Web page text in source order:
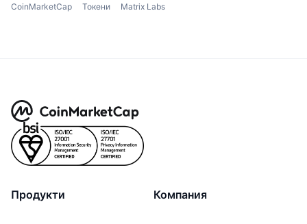
CoinMarketCap Токени Matrix Labs
Продукти Компания